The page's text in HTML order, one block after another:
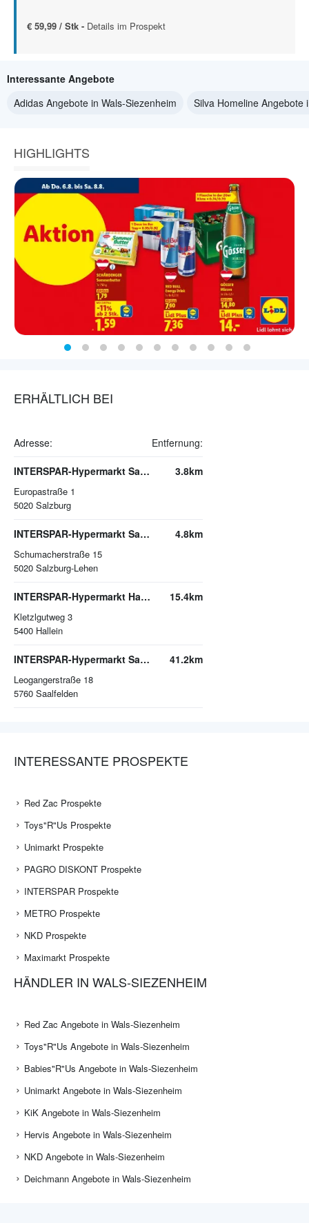
€ 59,99 / Stk - Details im Prospekt
Interessante Angebote
Adidas Angebote in Wals-Siezenheim
Silva Homeline Angebote
HIGHLIGHTS
ERHÄLTLICH BEI
Adresse: Entfernung:
INTERSPAR-Hypermarkt Salzburg, EUROPARK
Europastraße 1
5020 Salzburg
3.8km
INTERSPAR-Hypermarkt Salzburg Lehen
Schumacherstraße 15
5020 Salzburg-Lehen
4.8km
INTERSPAR-Hypermarkt Hallein
Kletzlgutweg 3
5400 Hallein
15.4km
INTERSPAR-Hypermarkt Saalfelden
Leogangerstraße 18
5760 Saalfelden
41.2km
INTERESSANTE PROSPEKTE
Red Zac Prospekte
Toys"R"Us Prospekte
Unimarkt Prospekte
PAGRO DISKONT Prospekte
INTERSPAR Prospekte
METRO Prospekte
NKD Prospekte
Maximarkt Prospekte
HÄNDLER IN WALS-SIEZENHEIM
Red Zac Angebote in Wals-Siezenheim
Toys"R"Us Angebote in Wals-Siezenheim
Babies"R"Us Angebote in Wals-Siezenheim
Unimarkt Angebote in Wals-Siezenheim
KiK Angebote in Wals-Siezenheim
Hervis Angebote in Wals-Siezenheim
NKD Angebote in Wals-Siezenheim
Deichmann Angebote in Wals-Siezenheim